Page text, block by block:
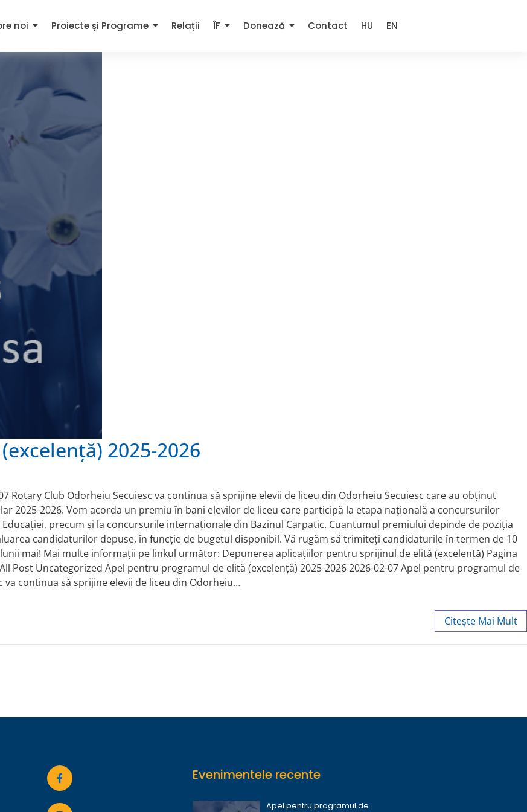
noi Proiecte și Programe Relații ÎF Donează Contact HU EN
2025-2026
Rotary Club Odorheiu Secuiesc va continua să sprijine elevii de liceu din Odorheiu Secuiesc care au obținut
2025-2026. Vom acorda un premiu în bani elevilor de liceu care participă la etapa națională a concursurilor
precum și la concursurile internaționale din Bazinul Carpatic. Cuantumul premiului depinde de poziția
candidaturilor depuse, în funcție de bugetul disponibil. Vă rugăm să trimiteți candidaturile în termen de 10
mai! Mai multe informații pe linkul următor: Depunerea aplicațiilor pentru sprijinul de elită (excelență) Pagina
Post Uncategorized Apel pentru programul de elită (excelență) 2025-2026 2026-02-07 Apel pentru programul de
va continua să sprijine elevii de liceu din Odorheiu…
Citește Mai Mult
Evenimentele recente
Apel pentru programul de